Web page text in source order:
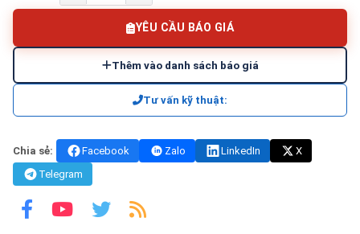
YÊU CẦU BÁO GIÁ
Thêm vào danh sách báo giá
Tư vấn kỹ thuật:
Chia sẻ: Facebook Zalo LinkedIn
X
Telegram